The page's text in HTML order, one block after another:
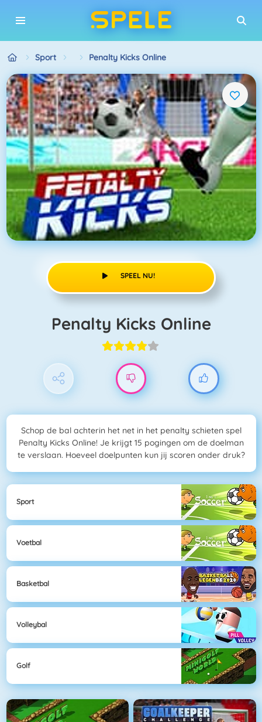
Sport Penalty Kicks Online
SPEEL NU!
Penalty Kicks Online
Schop de bal achterin het net in het penalty schieten spel
Penalty Kicks Online! Je krijgt 15 pogingen om de doelman
te verslaan. Hoeveel doelpunten kun jij scoren onder druk?
Sport
Voetbal
Basketbal
Volleybal
Golf